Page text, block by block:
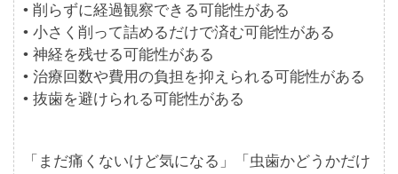
• 削らずに経過観察できる可能性がある
• 小さく削って詰めるだけで済む可能性がある
• 神経を残せる可能性がある
• 治療回数や費用の負担を抑えられる可能性がある
• 抜歯を避けられる可能性がある
「まだ痛くないけど気になる」「虫歯かどうかだけ